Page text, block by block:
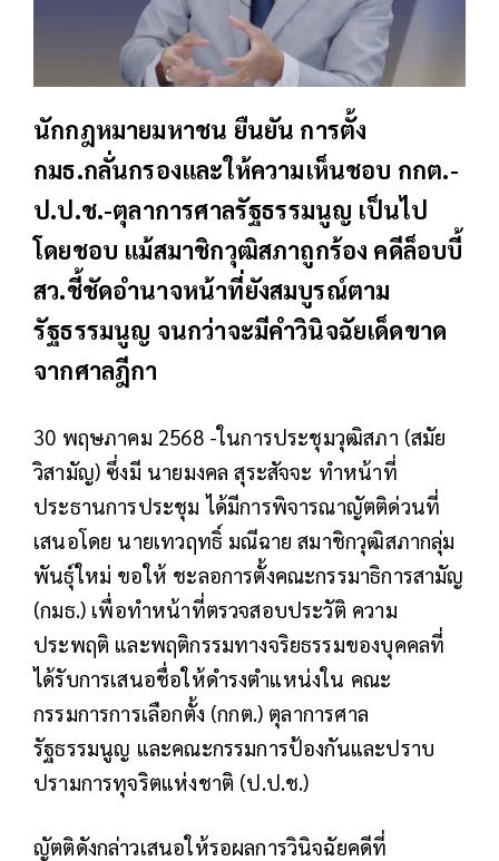
นักกฎหมายมหาชน ยืนยัน การตั้ง
กมธ.กลั่นกรองและให้ความเห็นชอบ กกต.-
ป.ป.ช.-ตุลาการศาลรัฐธรรมนูญ เป็นไป
โดยชอบ แม้สมาชิกวุฒิสภาถูกร้อง คดีล็อบบี้
สว.ชี้ชัดอำนาจหน้าที่ยังสมบูรณ์ตาม
รัฐธรรมนูญ จนกว่าจะมีคำวินิจฉัยเด็ดขาด
จากศาลฎีกา
30 พฤษภาคม 2568 -ในการประชุมวุฒิสภา (สมัย
วิสามัญ) ซึ่งมี นายมงคล สุระสัจจะ ทำหน้าที่
ประธานการประชุม ได้มีการพิจารณาญัตติด่วนที่
เสนอโดย นายเทวฤทธิ์ มณีฉาย สมาชิกวุฒิสภากลุ่ม
พันธุ์ใหม่ ขอให้ ชะลอการตั้งคณะกรรมาธิการสามัญ
(กมธ.) เพื่อทำหน้าที่ตรวจสอบประวัติ ความ
ประพฤติ และพฤติกรรมทางจริยธรรมของบุคคลที่
ได้รับการเสนอชื่อให้ดำรงตำแหน่งใน คณะ
กรรมการการเลือกตั้ง (กกต.) ตุลาการศาล
รัฐธรรมนูญ และคณะกรรมการป้องกันและปราบ
ปรามการทุจริตแห่งชาติ (ป.ป.ช.)
ญัตติดังกล่าวเสนอให้รอผลการวินิจฉัยคดีที่